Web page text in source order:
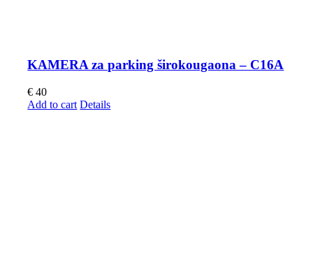
KAMERA za parking širokougaona – C16A
€ 40
Add to cart Details